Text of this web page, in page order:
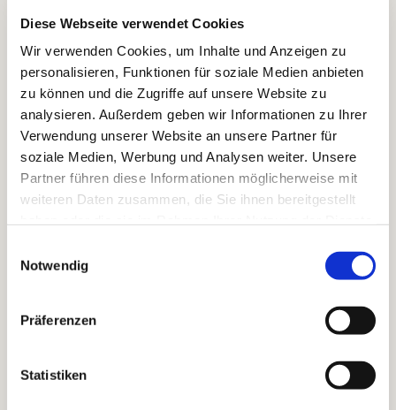
Diese Webseite verwendet Cookies
Wir verwenden Cookies, um Inhalte und Anzeigen zu
personalisieren, Funktionen für soziale Medien anbieten
zu können und die Zugriffe auf unsere Website zu
analysieren. Außerdem geben wir Informationen zu Ihrer
Verwendung unserer Website an unsere Partner für
soziale Medien, Werbung und Analysen weiter. Unsere
Partner führen diese Informationen möglicherweise mit
weiteren Daten zusammen, die Sie ihnen bereitgestellt
Notwendig
Präferenzen
Statistiken
monumentale Bekenntnis mit ihrem strahlenden
Sopran auf in eine feine und schlichte Wiedergabe
dieses herrlichen Sommerliedes.
Christoph Arta ist der Leiter des
Kirchenmusikbüros der Lübecker
Innenstadtkirchen. Er gab als Moderator
wissenswerte Erläuterungen zu den beruflichen
Entwicklungen Paul Gerhardts, so erfuhr man von
1662), den man durchaus als „Entdecker“ Paul
Gerhardts bezeichnen kann. Beide trafen mit ihren
geistliche Lieder wurden nicht nur in der Kirche
Lebensbereichen hoch im Kurs.